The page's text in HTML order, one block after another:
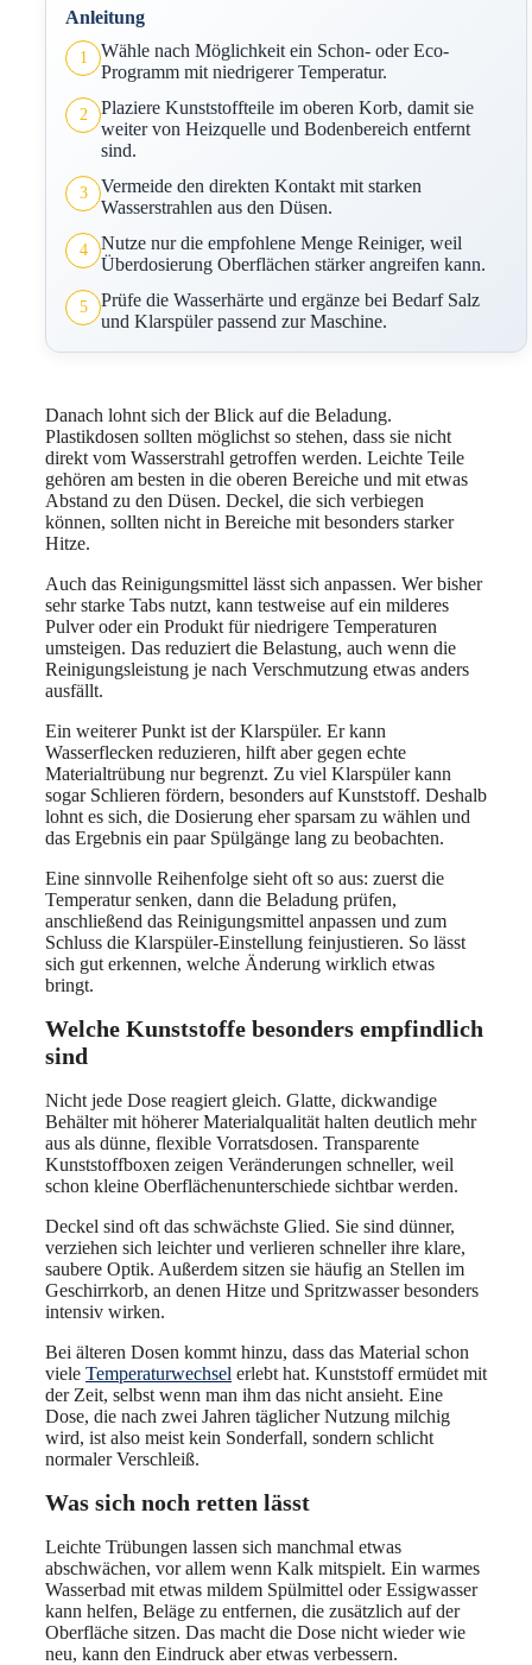
Anleitung
1
Wähle nach Möglichkeit ein Schon- oder Eco-
Programm mit niedrigerer Temperatur.
2
Plaziere Kunststoffteile im oberen Korb, damit sie
weiter von Heizquelle und Bodenbereich entfernt
sind.
3
Vermeide den direkten Kontakt mit starken
Wasserstrahlen aus den Düsen.
4
Nutze nur die empfohlene Menge Reiniger, weil
Überdosierung Oberflächen stärker angreifen kann.
5
Prüfe die Wasserhärte und ergänze bei Bedarf Salz
und Klarspüler passend zur Maschine.
Danach lohnt sich der Blick auf die Beladung.
Plastikdosen sollten möglichst so stehen, dass sie nicht
direkt vom Wasserstrahl getroffen werden. Leichte Teile
gehören am besten in die oberen Bereiche und mit etwas
Abstand zu den Düsen. Deckel, die sich verbiegen
können, sollten nicht in Bereiche mit besonders starker
Hitze.
Auch das Reinigungsmittel lässt sich anpassen. Wer bisher
sehr starke Tabs nutzt, kann testweise auf ein milderes
Pulver oder ein Produkt für niedrigere Temperaturen
umsteigen. Das reduziert die Belastung, auch wenn die
Reinigungsleistung je nach Verschmutzung etwas anders
ausfällt.
Ein weiterer Punkt ist der Klarspüler. Er kann
Wasserflecken reduzieren, hilft aber gegen echte
Materialtrübung nur begrenzt. Zu viel Klarspüler kann
sogar Schlieren fördern, besonders auf Kunststoff. Deshalb
lohnt es sich, die Dosierung eher sparsam zu wählen und
das Ergebnis ein paar Spülgänge lang zu beobachten.
Eine sinnvolle Reihenfolge sieht oft so aus: zuerst die
Temperatur senken, dann die Beladung prüfen,
anschließend das Reinigungsmittel anpassen und zum
Schluss die Klarspüler-Einstellung feinjustieren. So lässt
sich gut erkennen, welche Änderung wirklich etwas
bringt.
Welche Kunststoffe besonders empfindlich
sind
Nicht jede Dose reagiert gleich. Glatte, dickwandige
Behälter mit höherer Materialqualität halten deutlich mehr
aus als dünne, flexible Vorratsdosen. Transparente
Kunststoffboxen zeigen Veränderungen schneller, weil
schon kleine Oberflächenunterschiede sichtbar werden.
Deckel sind oft das schwächste Glied. Sie sind dünner,
verziehen sich leichter und verlieren schneller ihre klare,
saubere Optik. Außerdem sitzen sie häufig an Stellen im
Geschirrkorb, an denen Hitze und Spritzwasser besonders
intensiv wirken.
Bei älteren Dosen kommt hinzu, dass das Material schon
viele Temperaturwechsel erlebt hat. Kunststoff ermüdet mit
der Zeit, selbst wenn man ihm das nicht ansieht. Eine
Dose, die nach zwei Jahren täglicher Nutzung milchig
wird, ist also meist kein Sonderfall, sondern schlicht
normaler Verschleiß.
Was sich noch retten lässt
Leichte Trübungen lassen sich manchmal etwas
abschwächen, vor allem wenn Kalk mitspielt. Ein warmes
Wasserbad mit etwas mildem Spülmittel oder Essigwasser
kann helfen, Beläge zu entfernen, die zusätzlich auf der
Oberfläche sitzen. Das macht die Dose nicht wieder wie
neu, kann den Eindruck aber etwas verbessern.